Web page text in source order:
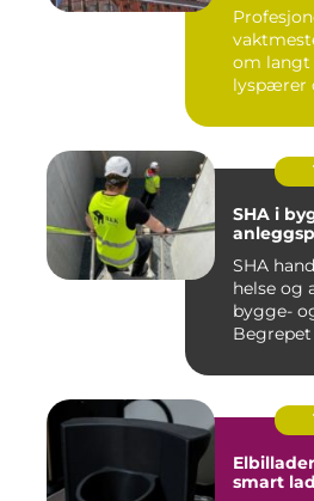
om langt
lyspærer
SHA i
SHA
helse og
bygge-
Begrepet
smart